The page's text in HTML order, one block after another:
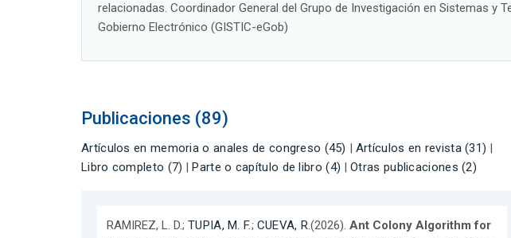
relacionadas. Coordinador General del Grupo de Investigación en Sistemas y
Gobierno Electrónico (GISTIC-eGob)
Publicaciones (89)
Artículos en memoria o anales de congreso (45) Artículos en revista (31)
Libro completo (7)
Parte o capítulo de libro (4) |Otras publicaciones (2)
RAMIREZ, L. D.; TUPIA, M. F.; CUEVA, R.(2026).Ant Colony Algorithm for